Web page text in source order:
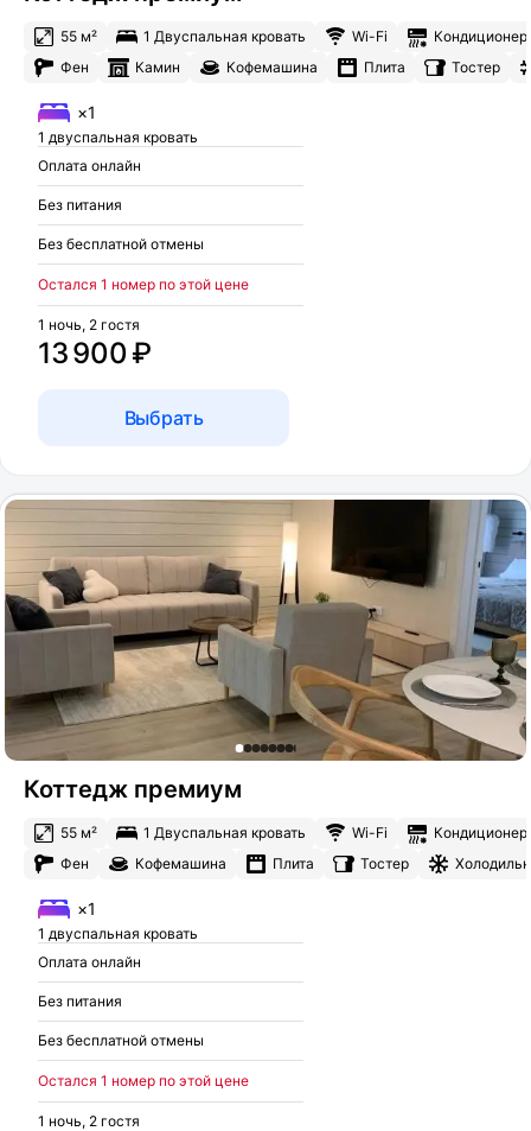
55 м² 1 Двуспальная кровать Wi-Fi
Кондиционер
Фен
Камин Кофемашина Плита Тостер
×1
1 двуспальная кровать
Оплата онлайн
Без питания
Без бесплатной отмены
Остался 1 номер по этой цене
13 900 ₽
1 ночь, 2 гостя
Выбрать
Коттедж премиум
55 м² 1 Двуспальная кровать Wi-Fi
Кондиционер
Фен
Кофемашина Плита Тостер
×1
1 двуспальная кровать
Оплата онлайн
Без питания
Без бесплатной отмены
Остался 1 номер по этой цене
1 ночь, 2 гостя